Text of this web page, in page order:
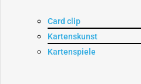
Card clip
Kartenskunst
Kartenspiele